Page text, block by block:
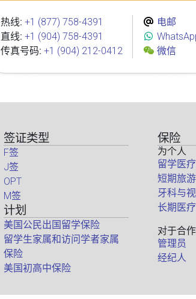
热线: +1 (877) 758-4391
直线: +1 (904) 758-4391
传真号码: +1 (904) 212-0412
电邮
微信
签证类型
F签
J签
OPT
M签
计划
美国公民出国留学保险
留学生家属和访问学者家属
保险
美国初高中保险
保险
为个人
留学医
短期旅
牙科与
长期医
对于合
管理员
经纪人